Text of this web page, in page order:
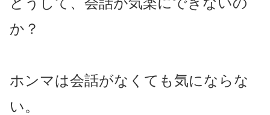
か？
ホンマは会話がなくても気にならな
い。